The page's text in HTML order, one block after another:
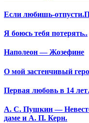
Если любишь-
Я боюсь тебя потерять..
Наполеон — Жозефине
О мой застенчивый
Первая любовь в 14
А. С. Пушкин —
даме и А. П. Керн.